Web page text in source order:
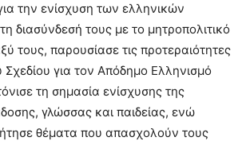
την ενίσχυση των ελληνικών
διασύνδεσή τους με το μητροπολιτικό
τους, παρουσίασε τις προτεραιότητες
Σχεδίου για τον Απόδημο Ελληνισμό
τη σημασία ενίσχυσης της
γλώσσας και παιδείας, ενώ
θέματα που απασχολούν τους